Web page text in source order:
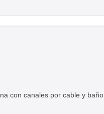
con canales por cable y baño